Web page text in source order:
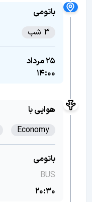
باتومی
3 شب
25 مرداد
14:00
هوایی با
Economy
باتومی
BUS
20:30